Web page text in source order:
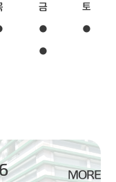
금 토
● ●
●
MORE